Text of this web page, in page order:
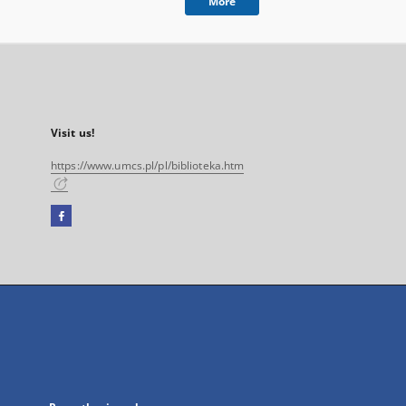
Visit us!
https://www.umcs.pl/pl/biblioteka.htm
Facebook
open